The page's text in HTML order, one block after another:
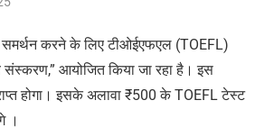
समर्थन करने के लिए टीओईएफएल (TOEFL)
संस्करण,” आयोजित किया जा रहा है। इस
होगा। इसके अलावा ₹500 के TOEFL टेस्ट
।